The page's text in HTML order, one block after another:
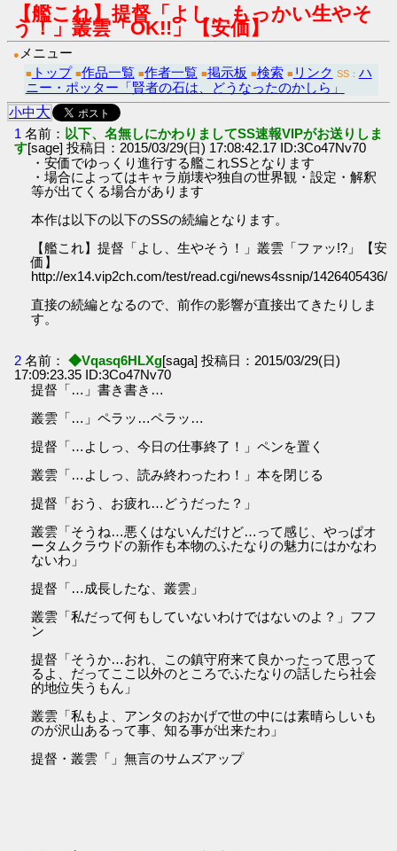
【艦これ】提督「よし、もっかい生やそ
う！」叢雲「OK!!」【安価】
● メニュー
■ トップ ■作品一覧 ■作者一覧 ■掲示板 ■検索 ■ リンク SS： ハ
ニー・ポッター「賢者の石は、どうなったのかしら」
小中大
1 名前： 以下、名無しにかわりましてSS速報VIPがお送りしま
す[sage] 投稿日：2015/03/29(日) 17:08:42.17 ID:3Co47Nv70
・安価でゆっくり進行する艦これSSとなります
・場合によってはキャラ崩壊や独自の世界観・設定・解釈
等が出てくる場合があります
本作は以下の以下のSSの続編となります。
【艦これ】提督「よし、生やそう！」叢雲「ファッ!?」【安
価】
http://ex14.vip2ch.com/test/read.cgi/news4ssnip/1426405436/
直接の続編となるので、前作の影響が直接出てきたりしま
す。
2 名前： ◆Vqasq6HLXg[saga] 投稿日：2015/03/29(日)
17:09:23.35 ID:3Co47Nv70
提督「…」書き書き…
叢雲「…」ペラッ…ペラッ…
提督「…よしっ、今日の仕事終了！」ペンを置く
叢雲「…よしっ、読み終わったわ！」本を閉じる
提督「おう、お疲れ…どうだった？」
叢雲「そうね…悪くはないんだけど…って感じ、やっぱオ
ータムクラウドの新作も本物のふたなりの魅力にはかなわ
ないわ」
提督「…成長したな、叢雲」
叢雲「私だって何もしていないわけではないのよ？」フフ
ン
提督「そうか…おれ、この鎮守府来て良かったって思って
るよ、だってここ以外のところでふたなりの話したら社会
的地位失うもん」
叢雲「私もよ、アンタのおかげで世の中には素晴らしいも
のが沢山あるって事、知る事が出来たわ」
提督・叢雲「」無言のサムズアップ